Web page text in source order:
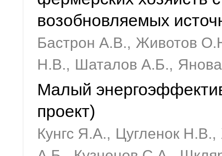
возобновляемых
Бастрон А.В., Животов
Н.В., Шаталов А.Б.,
Малый
проект)
Кунгс Я.А., Цугленок Н.В.,